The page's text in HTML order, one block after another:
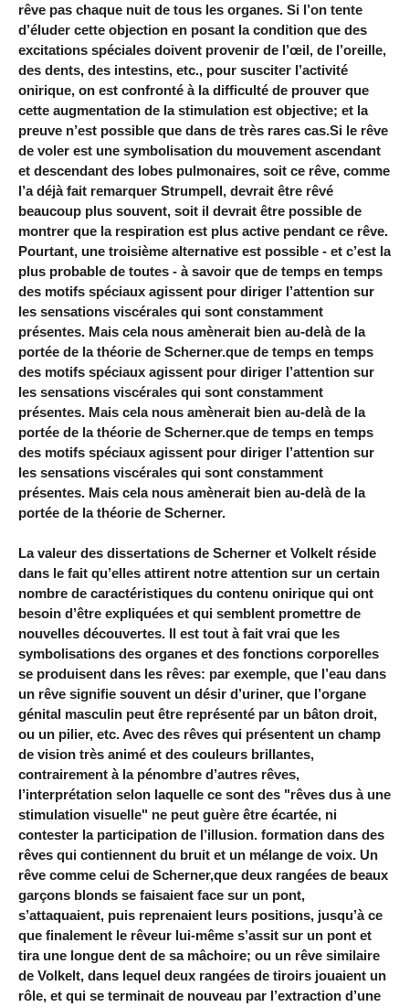
rêve pas chaque nuit de tous les organes. Si l’on tente
d’éluder cette objection en posant la condition que des
excitations spéciales doivent provenir de l’œil, de l’oreille,
des dents, des intestins, etc., pour susciter l’activité
onirique, on est confronté à la difficulté de prouver que
cette augmentation de la stimulation est objective; et la
preuve n’est possible que dans de très rares cas.Si le rêve
de voler est une symbolisation du mouvement ascendant
et descendant des lobes pulmonaires, soit ce rêve, comme
l’a déjà fait remarquer Strumpell, devrait être rêvé
beaucoup plus souvent, soit il devrait être possible de
montrer que la respiration est plus active pendant ce rêve.
Pourtant, une troisième alternative est possible - et c’est la
plus probable de toutes - à savoir que de temps en temps
des motifs spéciaux agissent pour diriger l’attention sur
les sensations viscérales qui sont constamment
présentes. Mais cela nous amènerait bien au-delà de la
portée de la théorie de Scherner.que de temps en temps
des motifs spéciaux agissent pour diriger l’attention sur
les sensations viscérales qui sont constamment
présentes. Mais cela nous amènerait bien au-delà de la
portée de la théorie de Scherner.que de temps en temps
des motifs spéciaux agissent pour diriger l’attention sur
les sensations viscérales qui sont constamment
présentes. Mais cela nous amènerait bien au-delà de la
portée de la théorie de Scherner.
La valeur des dissertations de Scherner et Volkelt réside
dans le fait qu’elles attirent notre attention sur un certain
nombre de caractéristiques du contenu onirique qui ont
besoin d’être expliquées et qui semblent promettre de
nouvelles découvertes. Il est tout à fait vrai que les
symbolisations des organes et des fonctions corporelles
se produisent dans les rêves: par exemple, que l’eau dans
un rêve signifie souvent un désir d’uriner, que l’organe
génital masculin peut être représenté par un bâton droit,
ou un pilier, etc. Avec des rêves qui présentent un champ
de vision très animé et des couleurs brillantes,
contrairement à la pénombre d’autres rêves,
l’interprétation selon laquelle ce sont des "rêves dus à une
stimulation visuelle" ne peut guère être écartée, ni
contester la participation de l’illusion. formation dans des
rêves qui contiennent du bruit et un mélange de voix. Un
rêve comme celui de Scherner,que deux rangées de beaux
garçons blonds se faisaient face sur un pont,
s’attaquaient, puis reprenaient leurs positions, jusqu’à ce
que finalement le rêveur lui-même s’assit sur un pont et
tira une longue dent de sa mâchoire; ou un rêve similaire
de Volkelt, dans lequel deux rangées de tiroirs jouaient un
rôle, et qui se terminait de nouveau par l’extraction d’une